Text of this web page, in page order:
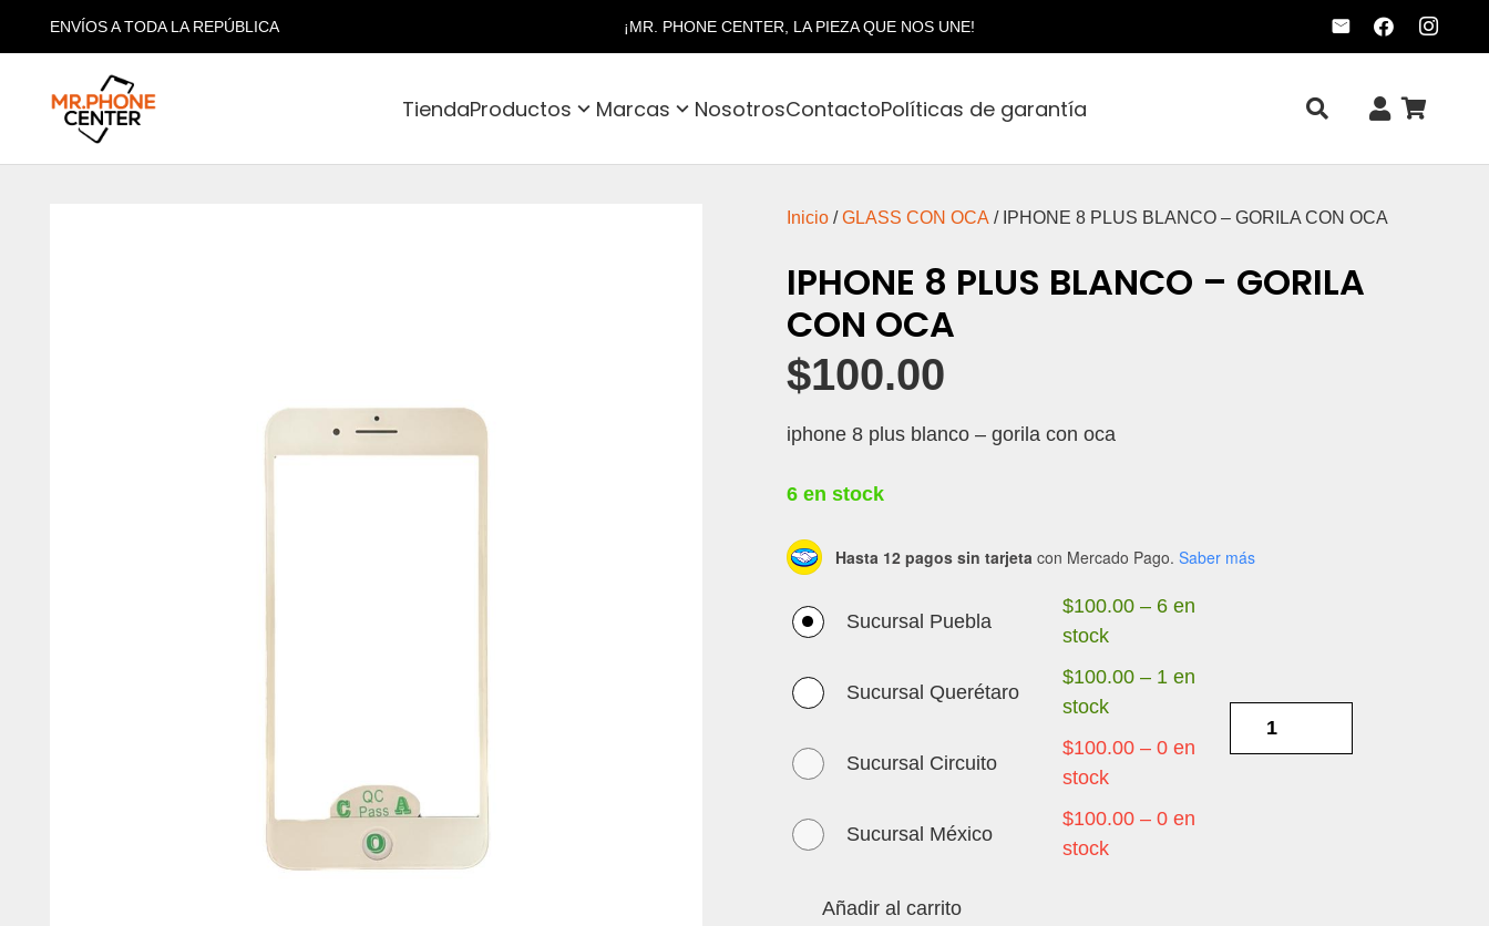
ENVÍOS A TODA LA REPÚBLICA ¡MR. PHONE CENTER, LA PIEZA QUE NOS UNE!
TiendaProductos Marcas NosotrosContactoPolíticas de garantía
Inicio/GLASS CON OCA / IPHONE 8 PLUS BLANCO – GORILA CON OCA
IPHONE 8 PLUS BLANCO – GORILA
CON OCA
$100.00
iphone 8 plus blanco – gorila con oca
6 en stock
Hasta 12 pagos sin tarjeta con Mercado Pago. Saber más
Sucursal Puebla
$100.00– 6 en
stock
Sucursal Querétaro
$100.00– 1 en
stock
Sucursal Circuito
$100.00– 0 en
stock
Sucursal México
$100.00– 0 en
stock
Añadir al carrito